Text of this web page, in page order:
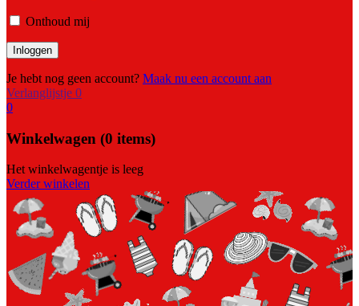
Onthoud mij
Je hebt nog geen account? Maak nu een account aan
Verlanglijstje 0
0
Winkelwagen (0 items)
Het winkelwagentje is leeg
Verder winkelen